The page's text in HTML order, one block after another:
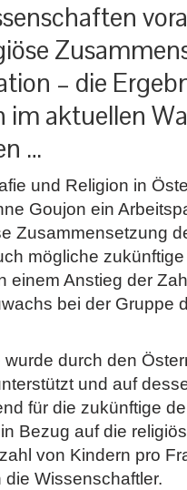
– die
im aktuellen
…
und Religion in
Goujon ein
Zusammensetzung
mögliche
einem Anstieg der
bei der Gruppe
durch den
und auf
für die zukünftige
Bezug auf die
von Kindern pro
Wissenschaftler.